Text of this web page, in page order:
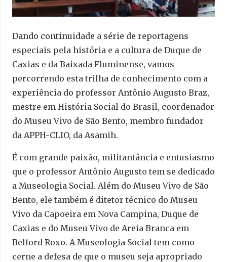
Dando continuidade a série de reportagens
especiais pela história e a cultura de Duque de
Caxias e da Baixada Fluminense, vamos
percorrendo esta trilha de conhecimento com a
experiência do professor Antônio Augusto Braz,
mestre em História Social do Brasil, coordenador
do Museu Vivo de São Bento, membro fundador
da APPH-CLIO, da Asamih.
É com grande paixão, militantância e entusiasmo
que o professor Antônio Augusto tem se dedicado
a Museologia Social. Além do Museu Vivo de São
Bento, ele também é ditetor técnico do Museu
Vivo da Capoeira em Nova Campina, Duque de
Caxias e do Museu Vivo de Areia Branca em
Belford Roxo. A Museologia Social tem como
cerne a defesa de que o museu seja apropriado